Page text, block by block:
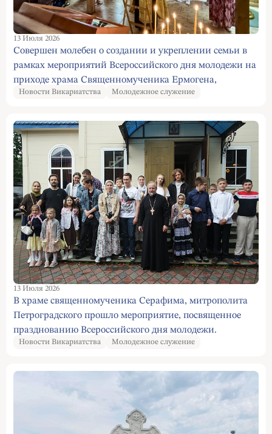
13 Июля 2026
Совершен молебен о создании и укреплении семьи в
рамках мероприятий Всероссийского дня молодежи на
приходе храма Священномученика Ермогена,
Патриарха Московского и всея Руси, чудотворца в
Новости Викариатства Молодежное служение
13 Июля 2026
В храме священномученика Серафима, митрополита
Петроградского прошло мероприятие, посвященное
празднованию Всероссийского дня молодежи.
Новости Викариатства Молодежное служение